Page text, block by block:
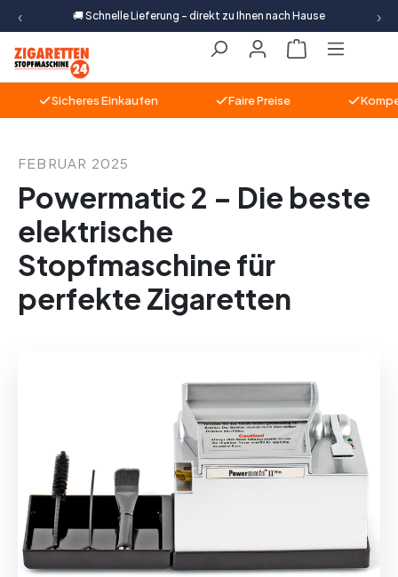
Zum Hauptinhalt springen
‹ 🚚 Schnelle Lieferung – direkt zu Ihnen nach Hause ›
Warenkorb
Sicheres Einkaufen Faire Preise
FEBRUAR 2025
Powermatic 2 – Die beste
elektrische
Stopfmaschine für
perfekte Zigaretten